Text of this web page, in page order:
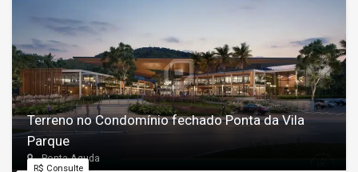
Terreno no Condomínio fechado Ponta da Vila
Parque
Ponta Aguda
R$ Consulte